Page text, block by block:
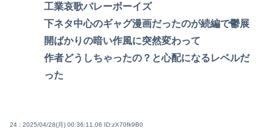
工業哀歌バレーボーイズ
下ネタ中心のギャグ漫画だったのが続編で鬱展
開ばかりの暗い作風に突然変わって
作者どうしちゃったの？と心配になるレベルだ
った
24 : 2025/04/28(月) 00:36:11.06 ID:zX70fk9B0